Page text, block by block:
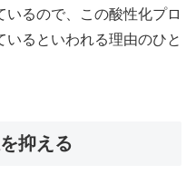
るので、この酸性化プロ
るといわれる理由のひと
抑える